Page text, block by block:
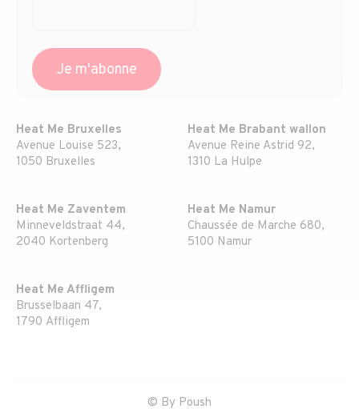
Heat Me Bruxelles
Avenue Louise 523,
1050 Bruxelles
Heat Me Brabant wallon
Avenue Reine Astrid 92,
1310 La Hulpe
Heat Me Zaventem
Minneveldstraat 44,
2040 Kortenberg
Heat Me Namur
Chaussée de Marche 680,
5100 Namur
Heat Me Affligem
Brusselbaan 47,
1790 Affligem
© By Poush